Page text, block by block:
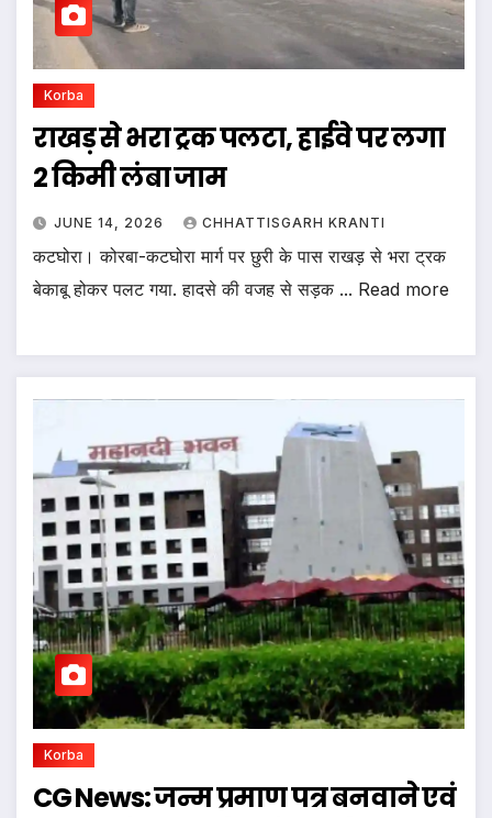
Korba
राखड़ से भरा ट्रक पलटा, हाईवे पर लगा
2 किमी लंबा जाम
JUNE 14, 2026 CHHATTISGARH KRANTI
कटघोरा। कोरबा-कटघोरा मार्ग पर छुरी के पास राखड़ से भरा ट्रक
बेकाबू होकर पलट गया. हादसे की वजह से सड़क ... Read more
Korba
CG News: जन्म प्रमाण पत्र बनवाने एवं